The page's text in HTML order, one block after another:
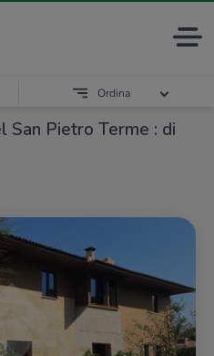
San Pietro Terme : di
Ordina